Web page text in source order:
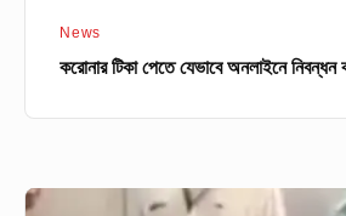
News
করোনার টিকা পেতে যেভাবে অনলাইনে নিবন্ধন
ভারতে